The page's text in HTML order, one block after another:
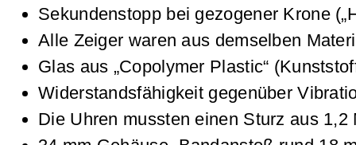
Sekundenstopp bei gezogener Krone
Alle Zeiger waren aus demselben
Glas aus „Copolymer Plastic“
Widerstandsfähigkeit gegenüber
Die Uhren mussten einen Sturz aus